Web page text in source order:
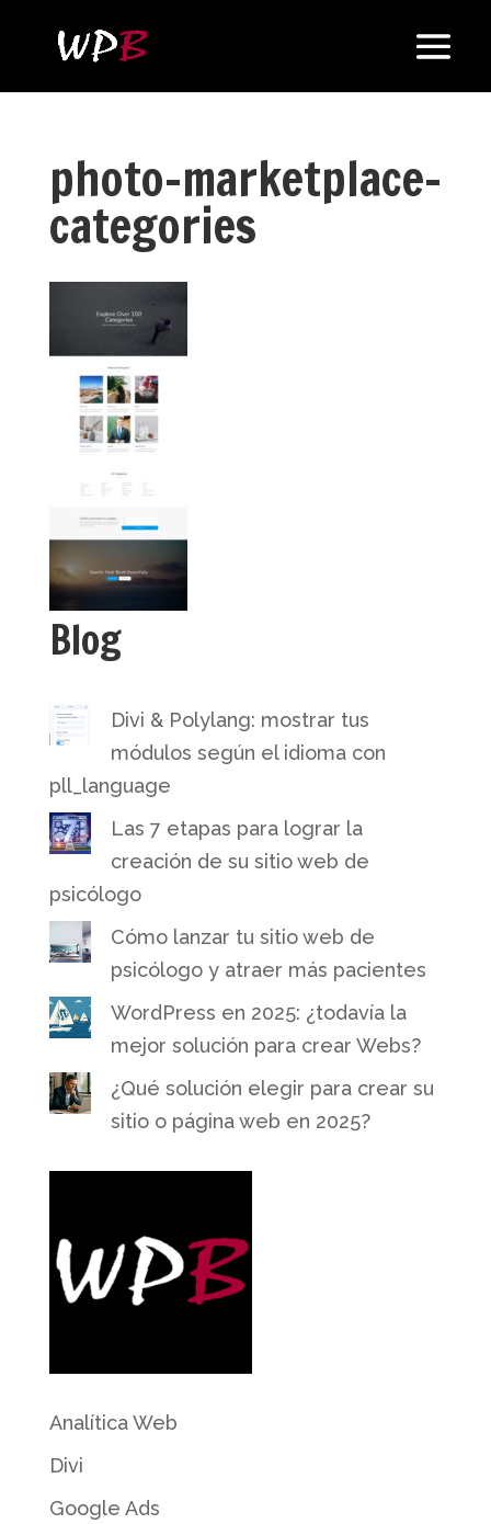
photo-marketplace-
categories
Blog
Divi & Polylang: mostrar tus
módulos según el idioma con
pll_language
Las 7 etapas para lograr la
creación de su sitio web de
psicólogo
Cómo lanzar tu sitio web de
psicólogo y atraer más pacientes
WordPress en 2025: ¿todavía la
mejor solución para crear Webs?
¿Qué solución elegir para crear su
sitio o página web en 2025?
Analítica Web
Divi
Google Ads